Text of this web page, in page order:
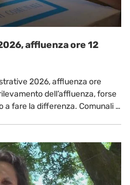
affluenza ore 12
2026, affluenza ore
dell’affluenza, forse
a fare la differenza. Comunali …